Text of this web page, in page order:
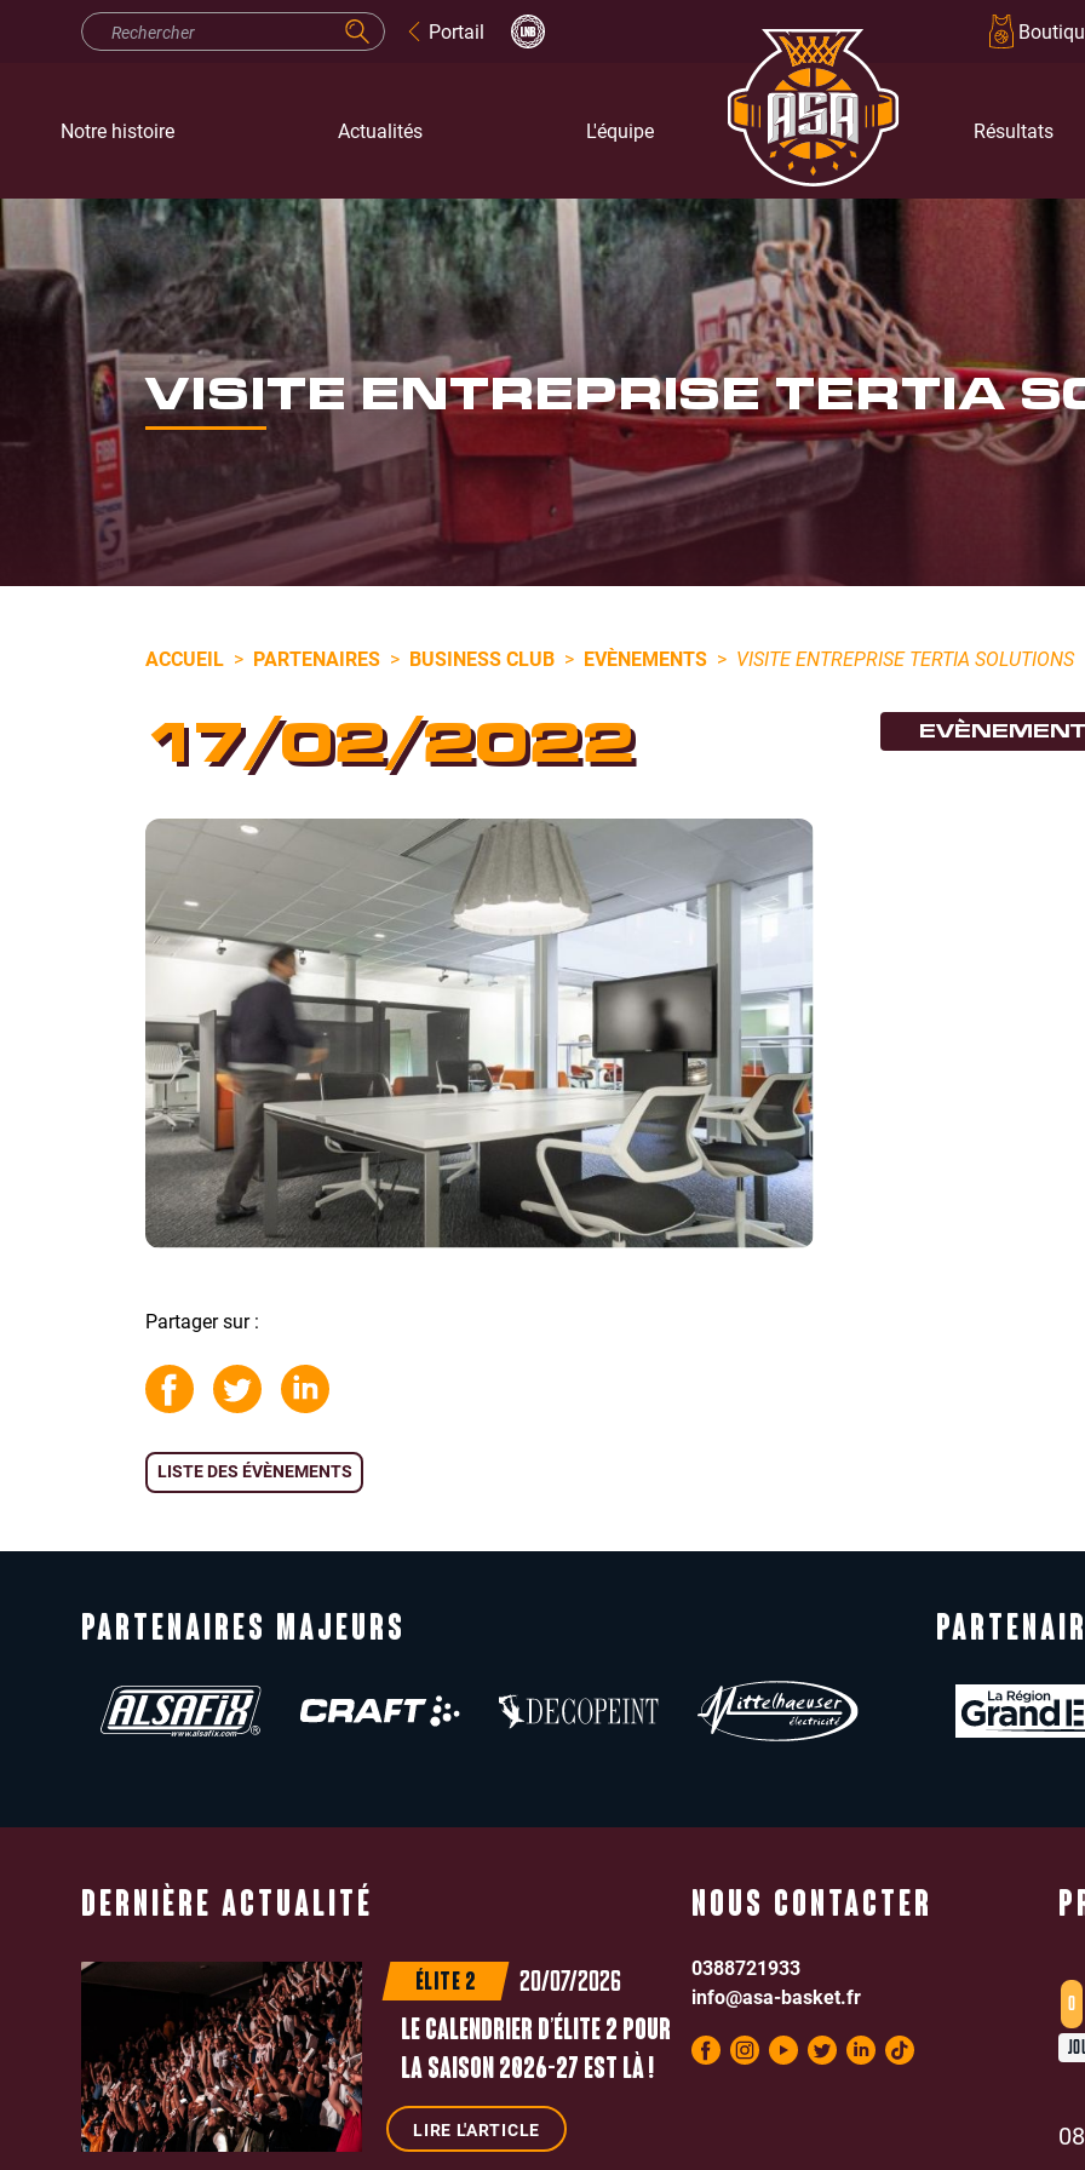
Portail
Notre histoire Actualités L'équipe Résultats
VISITE ENTREPRISE TERTIA
ACCUEIL > PARTENAIRES > BUSINESS CLUB > EVÈNEMENTS > VISITE ENTREPRISE TERTIA SOLUTIONS
17/02/2022
Partager sur :
LISTE DES ÉVÈNEMENTS
PARTENAIRES MAJEURS
DERNIÈRE ACTUALITÉ
ÉLITE 2 20/07/2026
LE CALENDRIER D’ÉLITE 2 POUR
LA SAISON 2026-27 EST LÀ !
LIRE L'ARTICLE
NOUS CONTACTER
0388721933
info@asa-basket.fr
0